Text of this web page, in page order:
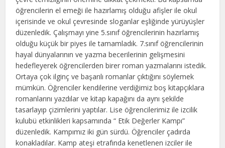
öğrencilerin el emeği ile hazırlamış olduğu afişler ile okul
içerisinde ve okul çevresinde sloganlar eşliğinde yürüyüşler
düzenledik. Çalışmayı yine 5.sınıf öğrencilerinin hazırlamış
olduğu küçük bir piyes ile tamamladık. 7.sınıf öğrencilerinin
hayal dünyalarının ve yazma becerilerinin gelişmesini
hedefleyerek öğrencilerden birer roman yazmalarını istedik.
Ortaya çok ilginç ve başarılı romanlar çıktığını söylemek
mümkün. Öğrenciler kendilerine verdiğimiz boş kitapçıklara
romanlarını yazdılar ve kitap kapağını da aynı şekilde
tasarlayıp çizimlerini yaptılar. Lise öğrencilerimiz ile izcilik
kulubü etkinlikleri kapsamında “ Etik Değerler Kampı”
düzenledik. Kampımız iki gün sürdü. Öğrenciler çadırda
konakladılar. Kamp ateşi etrafında kenetlenen izciler ile